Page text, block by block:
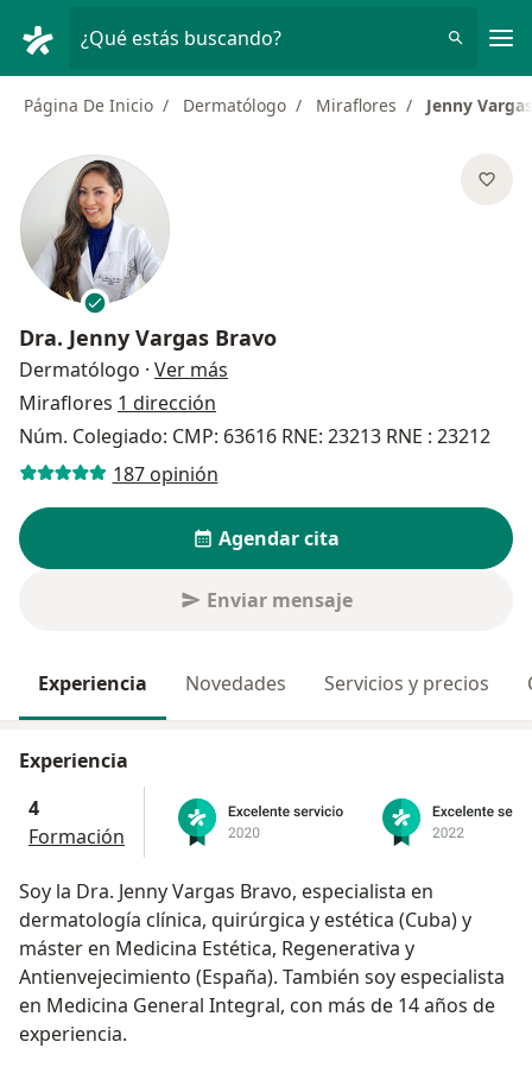
¿Qué estás buscando?
Página De Inicio Dermatólogo Miraflores Jenny
Dra. Jenny Vargas Bravo
Dermatólogo · Ver más
Miraflores 1 dirección
Núm. Colegiado: CMP: 63616 RNE: 23213 RNE : 23212
187 opinión
Agendar cita
Enviar mensaje
Experiencia Novedades Servicios y precios
Experiencia
4
Formación
Soy la Dra. Jenny Vargas Bravo, especialista en
dermatología clínica, quirúrgica y estética (Cuba) y
máster en Medicina Estética, Regenerativa y
Antienvejecimiento (España). También soy especialista
en Medicina General Integral, con más de 14 años de
experiencia.